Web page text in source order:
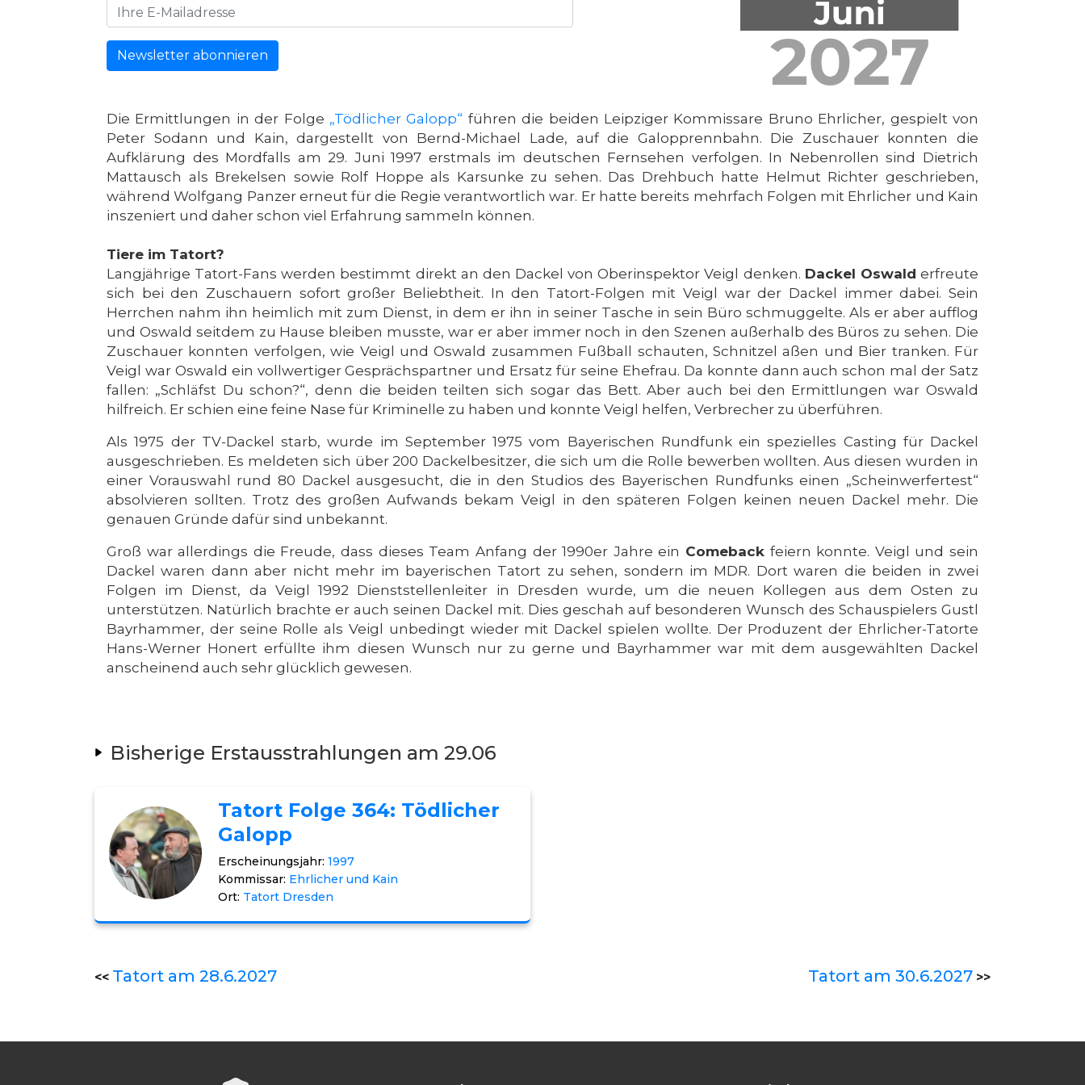
Newsletter abonnieren
Die Ermittlungen in der Folge „Tödlicher Galopp“ führen die beiden Leipziger Kommissare Bruno Ehrlicher, gespielt von
Peter Sodann und Kain, dargestellt von Bernd-Michael Lade, auf die Galopprennbahn. Die Zuschauer konnten die
Aufklärung des Mordfalls am 29. Juni 1997 erstmals im deutschen Fernsehen verfolgen. In Nebenrollen sind Dietrich
Mattausch als Brekelsen sowie Rolf Hoppe als Karsunke zu sehen. Das Drehbuch hatte Helmut Richter geschrieben,
während Wolfgang Panzer erneut für die Regie verantwortlich war. Er hatte bereits mehrfach Folgen mit Ehrlicher und Kain
inszeniert und daher schon viel Erfahrung sammeln können.
Tiere im Tatort?
Langjährige Tatort-Fans werden bestimmt direkt an den Dackel von Oberinspektor Veigl denken. Dackel Oswald erfreute
sich bei den Zuschauern sofort großer Beliebtheit. In den Tatort-Folgen mit Veigl war der Dackel immer dabei. Sein
Herrchen nahm ihn heimlich mit zum Dienst, in dem er ihn in seiner Tasche in sein Büro schmuggelte. Als er aber aufflog
und Oswald seitdem zu Hause bleiben musste, war er aber immer noch in den Szenen außerhalb des Büros zu sehen. Die
Zuschauer konnten verfolgen, wie Veigl und Oswald zusammen Fußball schauten, Schnitzel aßen und Bier tranken. Für
Veigl war Oswald ein vollwertiger Gesprächspartner und Ersatz für seine Ehefrau. Da konnte dann auch schon mal der Satz
fallen: „Schläfst Du schon?“, denn die beiden teilten sich sogar das Bett. Aber auch bei den Ermittlungen war Oswald
hilfreich. Er schien eine feine Nase für Kriminelle zu haben und konnte Veigl helfen, Verbrecher zu überführen.
Als 1975 der TV-Dackel starb, wurde im September 1975 vom Bayerischen Rundfunk ein spezielles Casting für Dackel
ausgeschrieben. Es meldeten sich über 200 Dackelbesitzer, die sich um die Rolle bewerben wollten. Aus diesen wurden in
einer Vorauswahl rund 80 Dackel ausgesucht, die in den Studios des Bayerischen Rundfunks einen „Scheinwerfertest“
absolvieren sollten. Trotz des großen Aufwands bekam Veigl in den späteren Folgen keinen neuen Dackel mehr. Die
genauen Gründe dafür sind unbekannt.
Groß war allerdings die Freude, dass dieses Team Anfang der 1990er Jahre ein Comebackfeiern konnte. Veigl und sein
Dackel waren dann aber nicht mehr im bayerischen Tatort zu sehen, sondern im MDR. Dort waren die beiden in zwei
Folgen im Dienst, da Veigl 1992 Dienststellenleiter in Dresden wurde, um die neuen Kollegen aus dem Osten zu
unterstützen. Natürlich brachte er auch seinen Dackel mit. Dies geschah auf besonderen Wunsch des Schauspielers Gustl
Bayrhammer, der seine Rolle als Veigl unbedingt wieder mit Dackel spielen wollte. Der Produzent der Ehrlicher-Tatorte
Hans-Werner Honert erfüllte ihm diesen Wunsch nur zu gerne und Bayrhammer war mit dem ausgewählten Dackel
anscheinend auch sehr glücklich gewesen.
Bisherige Erstausstrahlungen am 29.06
Tatort Folge 364: Tödlicher
Galopp
Erscheinungsjahr: 1997
Kommissar: Ehrlicher und Kain
Ort: Tatort Dresden
<< Tatort am 28.6.2027 Tatort am 30.6.2027 >>